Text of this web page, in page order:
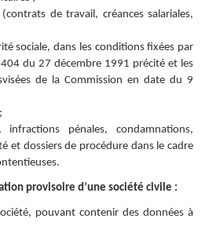
de travail, créances salariales,
sociale, dans les conditions fixées par
du 27 décembre 1991 précité et les
de la Commission en date du 9
infractions pénales, condamnations,
et dossiers de procédure dans le cadre
provisoire d’une société civile :
pouvant contenir des données à